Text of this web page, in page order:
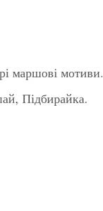
маршові мотиви.
Підбирайка.